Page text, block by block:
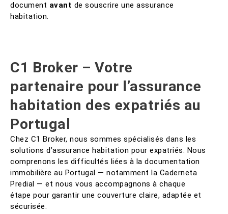
document avant de souscrire une assurance
habitation.
C1 Broker – Votre
partenaire pour l’assurance
habitation des expatriés au
Portugal
Chez C1 Broker, nous sommes spécialisés dans les
solutions d’assurance habitation pour expatriés. Nous
comprenons les difficultés liées à la documentation
immobilière au Portugal — notamment la Caderneta
Predial — et nous vous accompagnons à chaque
étape pour garantir une couverture claire, adaptée et
sécurisée.